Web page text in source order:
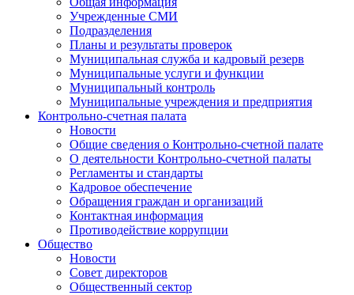
Учрежденные СМИ
Подразделения
Планы и результаты проверок
Муниципальная служба и кадровый резерв
Муниципальные услуги и функции
Муниципальный контроль
Муниципальные учреждения и предприятия
Контрольно-счетная палата
Новости
Общие сведения о Контрольно-счетной палате
О деятельности Контрольно-счетной палаты
Регламенты и стандарты
Кадровое обеспечение
Обращения граждан и организаций
Контактная информация
Противодействие коррупции
Общество
Новости
Совет директоров
Общественный сектор